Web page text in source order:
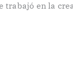
trabajó en la